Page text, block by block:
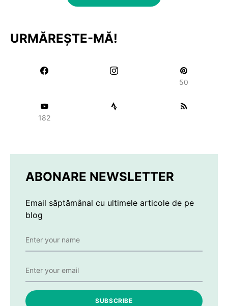
URMĂREȘTE-MĂ!
50
182
ABONARE NEWSLETTER
Email săptămânal cu ultimele articole de pe
blog
SUBSCRIBE